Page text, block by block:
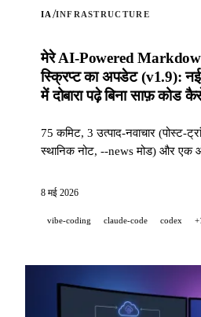
IA /INFRASTRUCTURE
मेरे AI-Powered
स्क्रिप्ट का अपडेट (v1.9):
में दोबारा पढ़े बिना साफ़ कोड
75 कमिट, 3 उत्पाद-नवाचार (पोस्ट-
स्थानिक नोट, --news मोड) और एक
जब कोई प्रोजेक्ट 100 % पेयर-एआई में
8 मई 2026
vibe-coding claude-code codex